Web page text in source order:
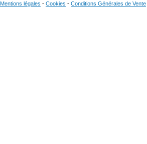
Mentions légales - Cookies - Conditions Générales de Vente